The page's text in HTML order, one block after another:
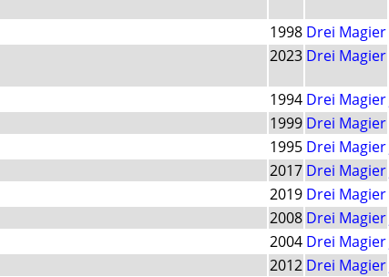
1998 Drei Magier
2023 Drei Magier
1994 Drei Magier
1999 Drei Magier
1995 Drei Magier
2017 Drei Magier
2019 Drei Magier
2008 Drei Magier
2004 Drei Magier
2012 Drei Magier